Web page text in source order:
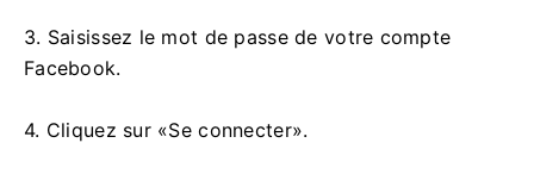
3. Saisissez le mot de passe de votre compte
Facebook.
4. Cliquez sur «Se connecter».